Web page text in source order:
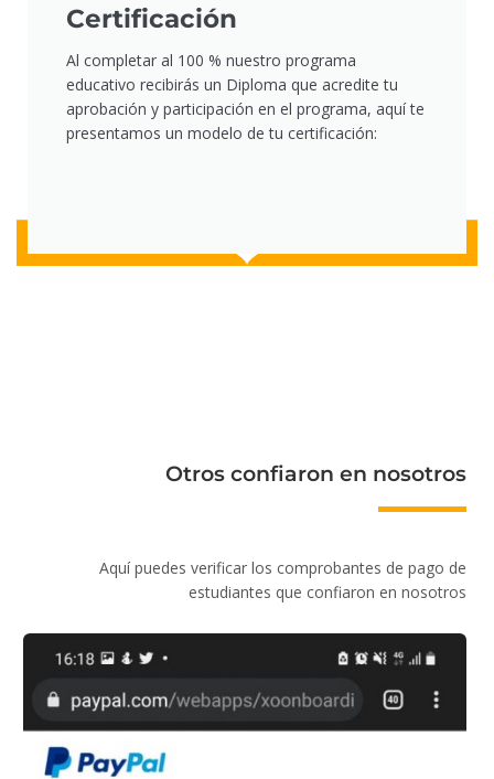
Certificación
Al completar al 100 % nuestro programa
educativo recibirás un Diploma que acredite tu
aprobación y participación en el programa, aquí te
presentamos un modelo de tu certificación:
Otros confiaron en nosotros
Aquí puedes verificar los comprobantes de pago de
estudiantes que confiaron en nosotros